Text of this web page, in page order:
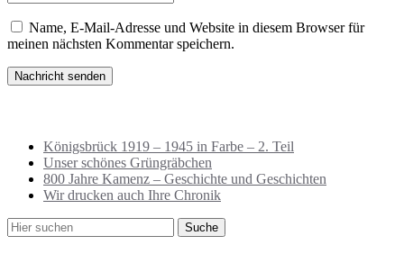
Name, E-Mail-Adresse und Website in diesem Browser für
meinen nächsten Kommentar speichern.
Königsbrück 1919 – 1945 in Farbe – 2. Teil
Unser schönes Grüngräbchen
800 Jahre Kamenz – Geschichte und Geschichten
Wir drucken auch Ihre Chronik